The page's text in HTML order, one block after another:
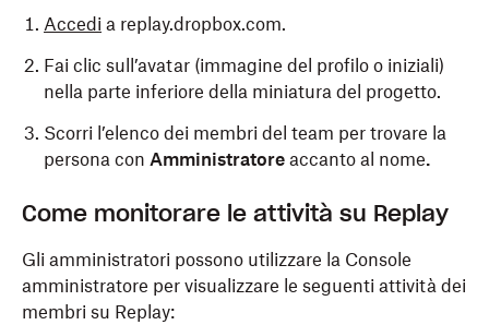
Accedi a replay.dropbox.com.
Fai clic sull’avatar (immagine del profilo o iniziali)
nella parte inferiore della miniatura del progetto.
Scorri l’elenco dei membri del team per trovare la
persona con Amministratore accanto al nome.
Come monitorare le attività su Replay
Gli amministratori possono utilizzare la Console
amministratore per visualizzare le seguenti attività dei
membri su Replay: